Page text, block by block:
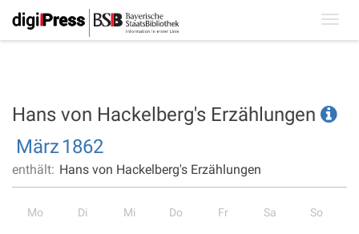
Hans von Hackelberg's Erzählungen
März 1862
enthält: Hans von Hackelberg's Erzählungen
Mo Di Mi Do Fr Sa So